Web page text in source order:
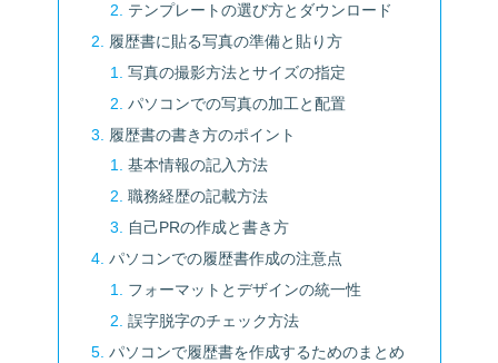
テンプレートの選び方とダウンロード
履歴書に貼る写真の準備と貼り方
写真の撮影方法とサイズの指定
パソコンでの写真の加工と配置
履歴書の書き方のポイント
基本情報の記入方法
職務経歴の記載方法
自己PRの作成と書き方
パソコンでの履歴書作成の注意点
フォーマットとデザインの統一性
誤字脱字のチェック方法
パソコンで履歴書を作成するためのまとめ